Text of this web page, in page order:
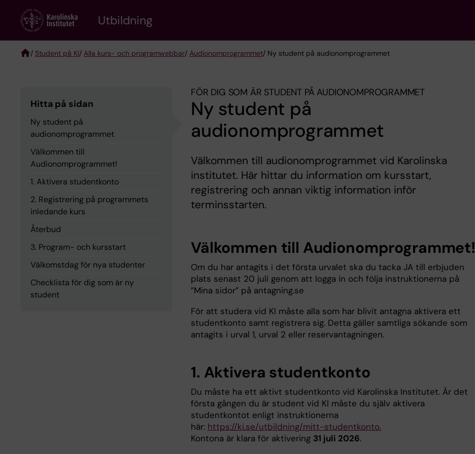
content
Utbildning
/ Student på KI/ Alla kurs- och programwebbar/ Audionomprogrammet/ Ny student på audionomprogrammet
Hitta på sidan
Ny student på
audionomprogrammet
Välkommen till
Audionomprogrammet!
1. Aktivera studentkonto
2. Registrering på programmets
inledande kurs
Återbud
3. Program- och kursstart
Välkomstdag för nya studenter
Checklista för dig som är ny
student
FÖR DIG SOM ÄR STUDENT PÅ AUDIONOMPROGRAMMET
Ny student på
audionomprogrammet
Välkommen till audionomprogrammet vid Karolinska
institutet. Här hittar du information om kursstart,
registrering och annan viktig information inför
terminsstarten.
Välkommen till Audionomprogrammet!
Om du har antagits i det första urvalet ska du tacka JA till erbjuden
plats senast 20 juli genom att logga in och följa instruktionerna på
”Mina sidor” på antagning.se
För att studera vid KI måste alla som har blivit antagna aktivera ett
studentkonto samt registrera sig. Detta gäller samtliga sökande som
antagits i urval 1, urval 2 eller reservantagningen.
1. Aktivera studentkonto
Du måste ha ett aktivt studentkonto vid Karolinska Institutet. Är det
första gången du är student vid KI måste du själv aktivera
studentkontot enligt instruktionerna
här: https://ki.se/utbildning/mitt-studentkonto.
Kontona är klara för aktivering 31 juli 2026.